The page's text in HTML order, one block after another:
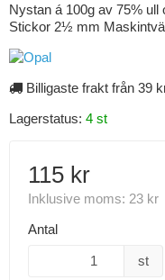
Nystan á 100g av 75% ull
Stickor 2½ mm
Billigaste frakt från 39
Lagerstatus: 4 st
115 kr
Inklusive moms: 23 kr
Antal
st